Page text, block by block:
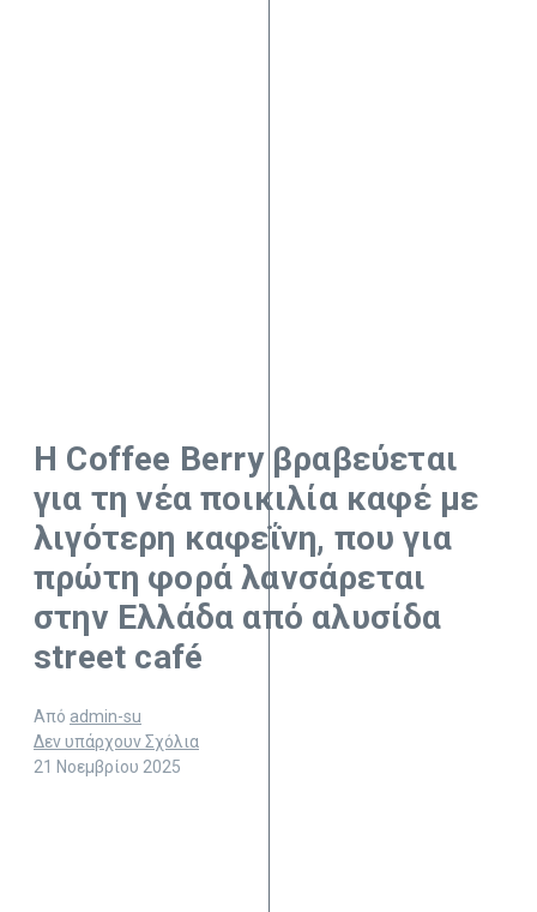
Η Coffee Berry βραβεύεται
για τη νέα ποικιλία καφέ με
λιγότερη καφεΐνη, που για
πρώτη φορά λανσάρεται
στην Ελλάδα από αλυσίδα
street café
Από admin-su
Δεν υπάρχουν Σχόλια
21 Νοεμβρίου 2025